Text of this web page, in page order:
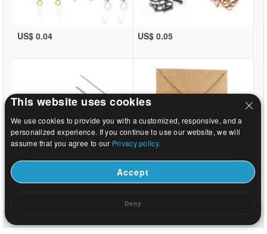
US$ 0.04 US$ 0.05
US$ 0.02 US$ 0.37
This website uses cookies
We use cookies to provide you with a customized, responsive, and a
personalized experience. If you continue to use our website, we will
assume that you agree to our Privacy policy.
Accept
Deny